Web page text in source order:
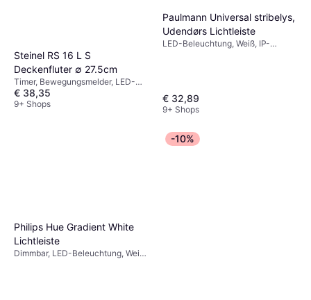
Steinel RS 16 L S
Deckenfluter ∅ 27.5cm
Timer, Bewegungsmelder, LED-
Beleuchtung, Weiß, Kunststoff,
Glas, IP-Schutzart: IP44,
€ 38,35
9+ Shops
Paulmann Universal stribelys,
Udendørs Lichtleiste
LED-Beleuchtung, Weiß, IP-
€ 32,89
9+ Shops
Philips Hue Gradient White
Lichtleiste
Dimmbar, LED-Beleuchtung, Weiß,
-10%